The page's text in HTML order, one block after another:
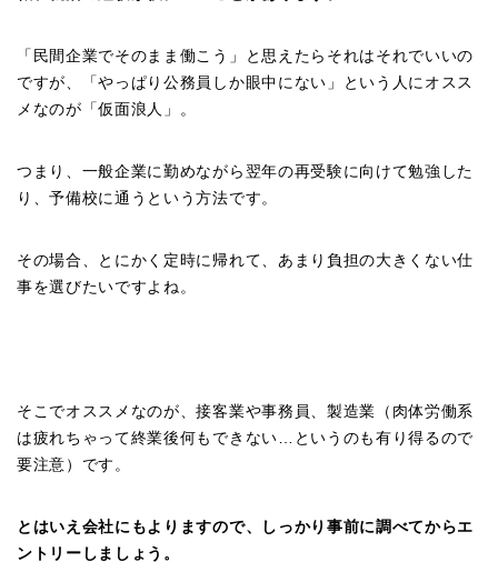
「民間企業でそのまま働こう」と思えたらそれはそれでいいの
ですが、「やっぱり公務員しか眼中にない」という人にオスス
メなのが「仮面浪人」。
つまり、一般企業に勤めながら翌年の再受験に向けて勉強した
り、予備校に通うという方法です。
その場合、とにかく定時に帰れて、あまり負担の大きくない仕
事を選びたいですよね。
そこでオススメなのが、接客業や事務員、製造業（肉体労働系
は疲れちゃって終業後何もできない…というのも有り得るので
要注意）です。
とはいえ会社にもよりますので、しっかり事前に調べてからエ
ントリーしましょう。